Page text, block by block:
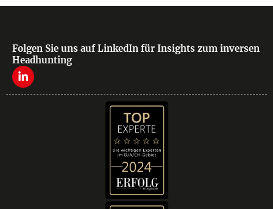
Folgen Sie uns auf LinkedIn für Insights zum inversen
Headhunting